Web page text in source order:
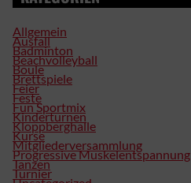
Allgemein
Ausfall
Badminton
Beachvolleyball
Boule
Brettspiele
Feier
Feste
Fun Sportmix
Kinderturnen
Kloppberghalle
Kurse
Mitgliederversammlung
Progressive Muskelentspannung
Tanzen
Turnier